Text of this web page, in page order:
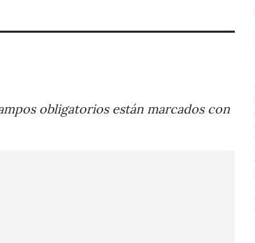
obligatorios están marcados con